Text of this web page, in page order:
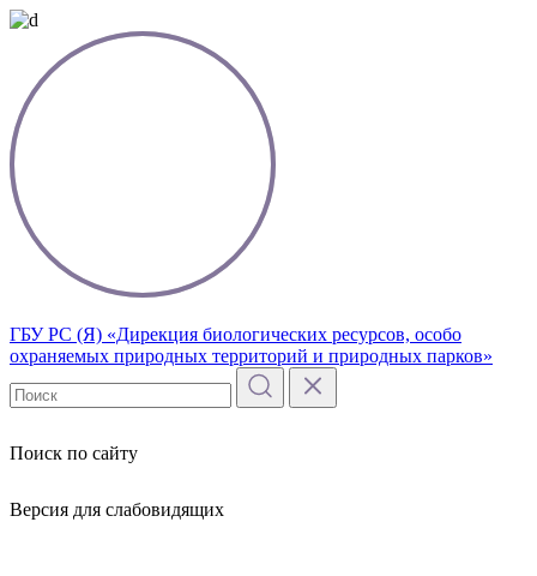
ГБУ РС (Я) «Дирекция биологических ресурсов, особо
охраняемых природных территорий и природных парков»
Поиск по сайту
Версия для слабовидящих